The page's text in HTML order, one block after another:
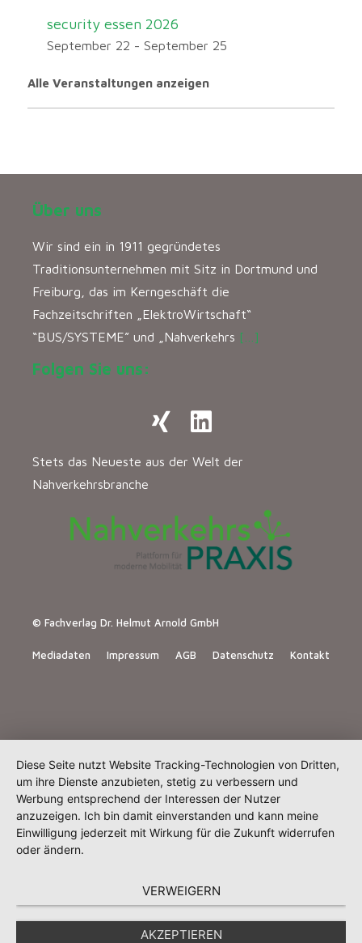
security essen 2026
September 22 - September 25
Alle Veranstaltungen anzeigen
Über uns
Wir sind ein in 1911 gegründetes
Traditionsunternehmen mit Sitz in Dortmund und
Freiburg, das im Kerngeschäft die
Fachzeitschriften „ElektroWirtschaft“
“BUS/SYSTEME” und „Nahverkehrs […]
Folgen Sie uns:
Stets das Neueste aus der Welt der
Nahverkehrsbranche
© Fachverlag Dr. Helmut Arnold GmbH
Mediadaten Impressum AGB Datenschutz Kontakt
Diese Seite nutzt Website Tracking-Technologien von Dritten,
um ihre Dienste anzubieten, stetig zu verbessern und
Werbung entsprechend der Interessen der Nutzer
anzuzeigen. Ich bin damit einverstanden und kann meine
Einwilligung jederzeit mit Wirkung für die Zukunft widerrufen
oder ändern.
VERWEIGERN
AKZEPTIEREN